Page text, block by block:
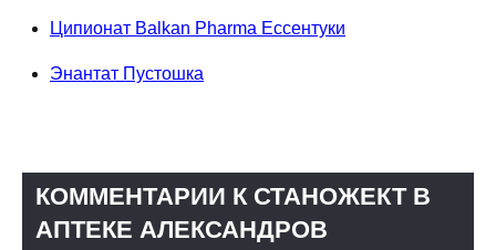
Ципионат Balkan Pharma Ессентуки
Энантат Пустошка
КОММЕНТАРИИ К СТАНОЖЕКТ В
АПТЕКЕ АЛЕКСАНДРОВ